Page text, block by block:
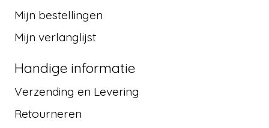
Mijn bestellingen
Mijn verlanglijst
Handige informatie
Verzending en Levering
Retourneren